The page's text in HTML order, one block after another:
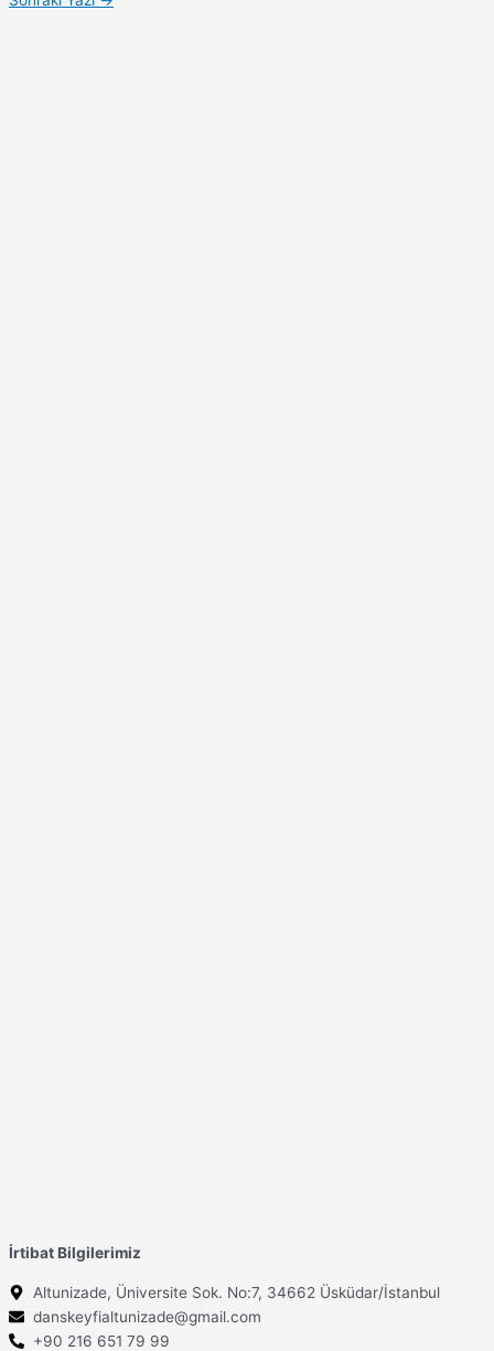
İrtibat Bilgilerimiz
Altunizade, Üniversite Sok. No:7, 34662 Üsküdar/İstanbul
danskeyfialtunizade@gmail.com
+90 216 651 79 99